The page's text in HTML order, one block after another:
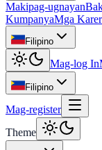
Makipag-ugnayan
KumpanyaMga
Filipino
Mag-log In
Filipino
Mag-register
Theme